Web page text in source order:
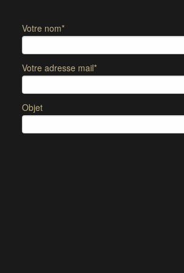
Votre nom*
Votre adresse mail*
Objet